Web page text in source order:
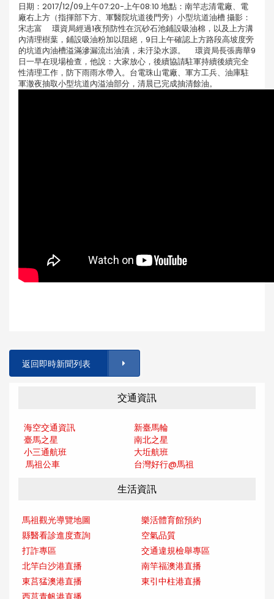
日期：2017/12/09上午07:20-上午08:10 地點：南竿志清電廠、電
廠右上方（指揮部下方、軍醫院坑道後門旁）小型坑道油槽 攝影：
宋志富 環資局經過1夜預防性在沉砂石池鋪設吸油棉，以及上方溝
內清理樹葉，鋪設吸油粉加以阻絕，9日上午確認上方路段高坡度旁
的坑道內油槽溢滿滲漏流出油漬，未汙染水源。 環資局長張壽華9
日一早在現場檢查，他說：大家放心，後續協請駐軍持續後續完全
性清理工作，防下雨雨水帶入。台電珠山電廠、軍方工兵、油庫駐
軍澈夜抽取小型坑道內溢油部分，清晨已完成抽清餘油。
返回即時新聞列表
交通資訊
海空交通資訊
新臺馬輪
臺馬之星
南北之星
小三通航班
大坵航班
馬祖公車
台灣好行@馬祖
生活資訊
馬祖觀光導覽地圖
樂活體育館預約
縣醫看診進度查詢
空氣品質
打詐專區
交通違規檢舉專區
北竿白沙港直播
南竿福澳港直播
東莒猛澳港直播
東引中柱港直播
西莒青帆港直播